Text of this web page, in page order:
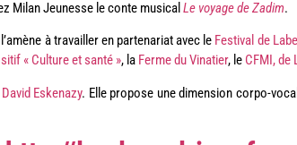
Milan Jeunesse le conte musical Le voyage de Zadim.
à travailler en partenariat avec le Festival de
« Culture et santé », la Ferme du Vinatier, le CFMI, de
David Eskenazy. Elle propose une dimension corpo-